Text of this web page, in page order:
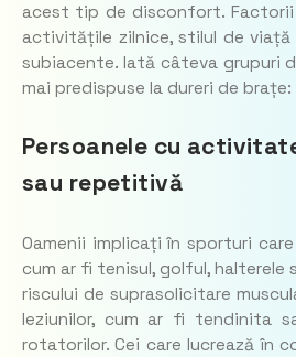
acest tip de disconfort. Factorii
activitățile zilnice, stilul de viață
subiacente. Iată câteva grupuri
mai predispuse la dureri de brațe:
Persoanele cu
sau repetitivă
Oamenii implicați în sporturi
cum ar fi tenisul, golful, halterele
riscului de suprasolicitare
leziunilor, cum ar fi tendinita
rotatorilor. Cei care lucrează în